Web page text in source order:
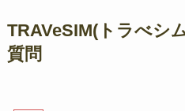
TRAVeSIM(トラべシ
質問